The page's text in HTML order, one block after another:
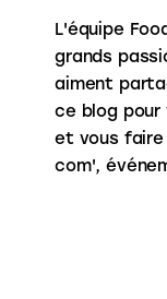
L'équipe
grands
aiment
ce blog
et vous faire
com',